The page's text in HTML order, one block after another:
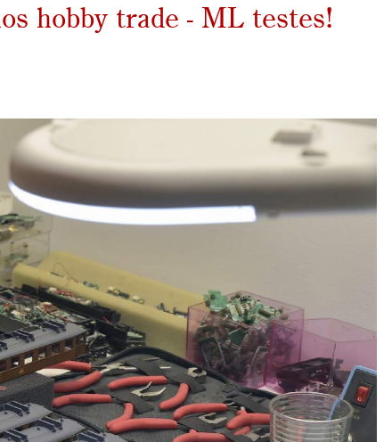
hobby trade - ML testes!